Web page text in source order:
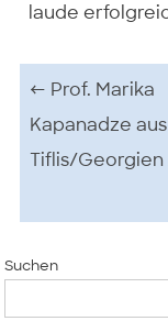
laude
Beitrags-
← Prof. Marika
Kapanadze aus
Tiflis/Georgien
Suchen